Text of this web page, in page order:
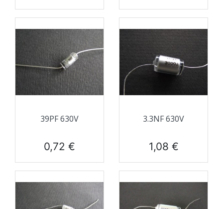
39PF 630V
Prix
0,72 €
3.3NF 630V
Prix
1,08 €